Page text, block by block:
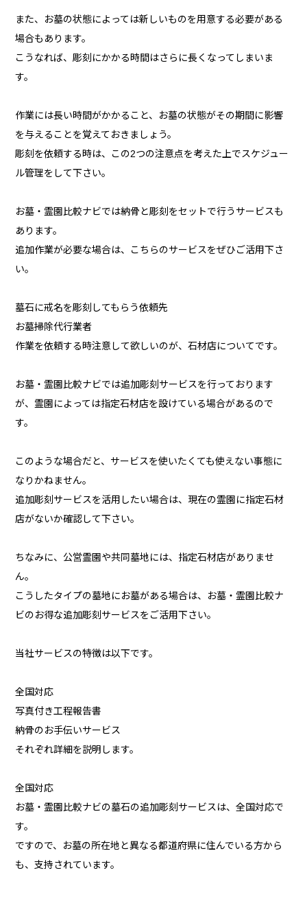
また、お墓の状態によっては新しいものを用意する必要がある
場合もあります。
こうなれば、彫刻にかかる時間はさらに長くなってしまいま
す。
作業には長い時間がかかること、お墓の状態がその期間に影響
を与えることを覚えておきましょう。
彫刻を依頼する時は、この2つの注意点を考えた上でスケジュー
ル管理をして下さい。
お墓・霊園比較ナビでは納骨と彫刻をセットで行うサービスも
あります。
追加作業が必要な場合は、こちらのサービスをぜひご活用下さ
い。
墓石に戒名を彫刻してもらう依頼先
お墓掃除代行業者
作業を依頼する時注意して欲しいのが、石材店についてです。
お墓・霊園比較ナビでは追加彫刻サービスを行っております
が、霊園によっては指定石材店を設けている場合があるので
す。
このような場合だと、サービスを使いたくても使えない事態に
なりかねません。
追加彫刻サービスを活用したい場合は、現在の霊園に指定石材
店がないか確認して下さい。
ちなみに、公営霊園や共同墓地には、指定石材店がありませ
ん。
こうしたタイプの墓地にお墓がある場合は、お墓・霊園比較ナ
ビのお得な追加彫刻サービスをご活用下さい。
当社サービスの特徴は以下です。
全国対応
写真付き工程報告書
納骨のお手伝いサービス
それぞれ詳細を説明します。
全国対応
お墓・霊園比較ナビの墓石の追加彫刻サービスは、全国対応で
す。
ですので、お墓の所在地と異なる都道府県に住んでいる方から
も、支持されています。